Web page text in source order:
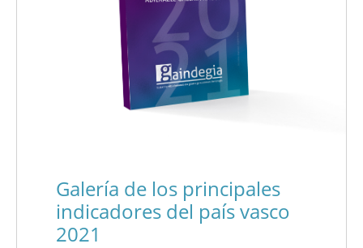
Galería de los principales
indicadores del país vasco
2021